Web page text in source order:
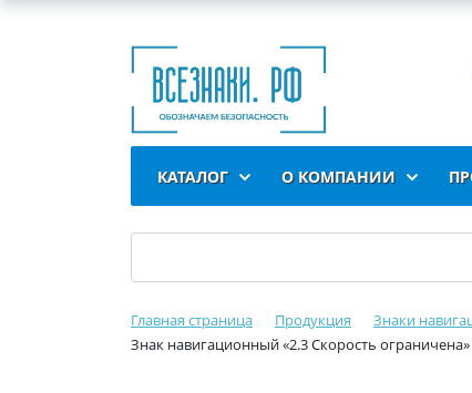
КАТАЛОГ О КОМПАНИИ
Главная страница Продукция
Знаки
Знак навигационный «2.3 Скорость